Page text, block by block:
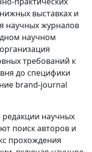
выставках и
научных журналов
научном
требований к
до специфики
brand-journal
научных
поиск авторов и
прохождения